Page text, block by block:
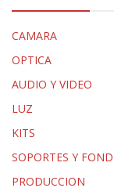
CAMARA
OPTICA
AUDIO Y VIDEO
LUZ
KITS
SOPORTES Y
PRODUCCION